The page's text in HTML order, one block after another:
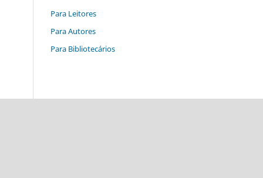
Para Leitores
Para Autores
Para Bibliotecários